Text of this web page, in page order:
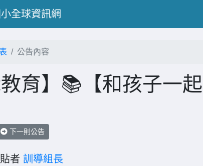
全球資訊網
公告內容
教育】📚【和孩子一
下一則公告
者 訓導組長